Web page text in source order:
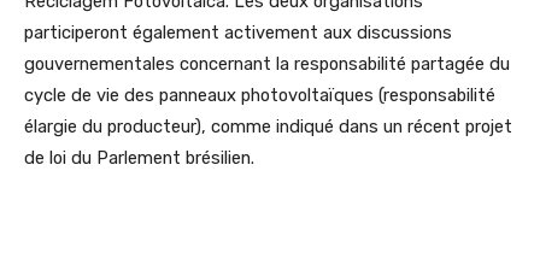
participeront également activement aux discussions
gouvernementales concernant la responsabilité partagée du
cycle de vie des panneaux photovoltaïques (responsabilité
élargie du producteur), comme indiqué dans un récent projet
de loi du Parlement brésilien.